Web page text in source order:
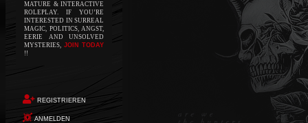
MATURE & INTERACTIVE
ROLEPLAY. IF YOU’RE
INTERESTED IN SURREAL
MAGIC, POLITICS, ANGST,
EERIE AND UNSOLVED
MYSTERIES, JOIN TODAY
!!
REGISTRIEREN
ANMELDEN